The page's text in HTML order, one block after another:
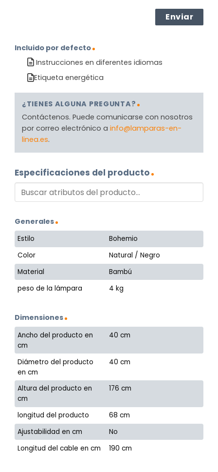
Incluido por defecto
Instrucciones en diferentes idiomas
Etiqueta energética
¿TIENES ALGUNA PREGUNTA?
Contáctenos. Puede comunicarse con nosotros
por correo electrónico a info@lamparas-en-
linea.es.
Especificaciones del producto
Generales
Estilo
Bohemio
Color
Natural / Negro
Material
Bambú
peso de la lámpara
4 kg
Dimensiones
Ancho del producto en
cm
40 cm
Diámetro del producto
en cm
40 cm
Altura del producto en
cm
176 cm
longitud del producto
68 cm
Ajustabilidad en cm
No
Longitud del cable en cm
190 cm